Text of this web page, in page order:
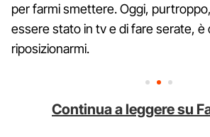
per farmi smettere. Oggi,
essere stato in tv e di fare serate, è
riposizionarmi.
Continua a leggere su